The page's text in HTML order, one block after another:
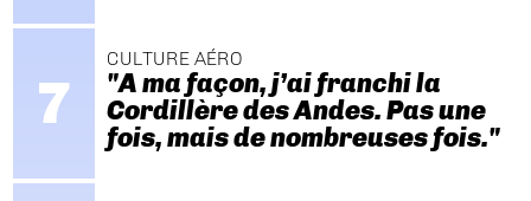
CULTURE AÉRO
"A ma façon, j’ai franchi la
Cordillère des Andes. Pas une
fois, mais de nombreuses fois."